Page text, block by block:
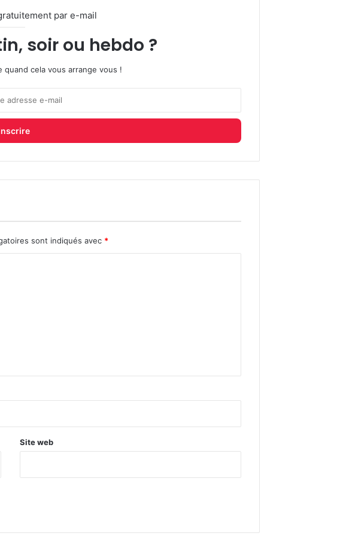
par e-mail
soir ou hebdo ?
quand cela vous arrange vous !
sont indiqués avec *
Site web